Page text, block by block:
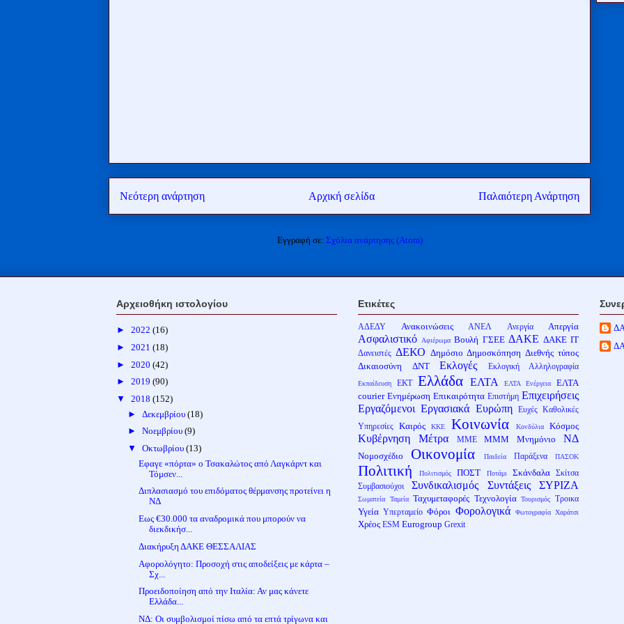
Νεότερη ανάρτηση Παλαιότερη Ανάρτηση
Αρχική σελίδα
Εγγραφή σε: Σχόλια ανάρτησης (Atom)
Αρχειοθήκη ιστολογίου
► 2022 (16)
► 2021 (18)
► 2020 (42)
► 2019 (90)
▼ 2018 (152)
► Δεκεμβρίου (18)
► Νοεμβρίου (9)
▼ Οκτωβρίου (13)
Εφαγε «πόρτα» ο Τσακαλώτος από Λαγκάρντ και
Τόμσεν...
Διπλασιασμό του επιδόματος θέρμανσης προτείνει η
ΝΔ
Εως €30.000 τα αναδρομικά που μπορούν να
διεκδικήσ...
Διακήρυξη ΔΑΚΕ ΘΕΣΣΑΛΙΑΣ
Αφορολόγητο: Προσοχή στις αποδείξεις με κάρτα –
Σχ...
Προειδοποίηση από την Ιταλία: Αν μας κάνετε
Ελλάδα...
NΔ: Οι συμβολισμοί πίσω από τα επτά τρίγωνα και
Ετικέτες
ΑΔΕΔΥ Ανακοινώσεις ΑΝΕΛ Ανεργία Απεργία
Ασφαλιστικό Αφιέρωμα Βουλή ΓΣΕΕ ΔΑΚΕ ΔΑΚΕ ΙΤ
Δανειστές ΔΕΚΟ Δημόσιο Δημοσκόπηση Διεθνής τύπος
Δικαιοσύνη
ΔΝΤ Εκλογές Εκλογική Αλληλογραφία
Εκπαίδευση ΕΚΤ Ελλάδα ΕΛΤΑ ΕΛΤΑ Ενέργεια
ΕΛΤΑ
courier Ενημέρωση Επικαιρότητα Επιστήμη Επιχειρήσεις
Εργαζόμενοι Εργασιακά Ευρώπη Ευχές Καθολικές
Υπηρεσίες
Καιρός ΚΚΕ Κοινωνία Κονδύλια Κόσμος
Κυβέρνηση Μέτρα ΜΜΕ ΜΜΜ Μνημόνιο ΝΔ
Νομοσχέδιο Οικονομία Παιδεία Παράξενα ΠΑΣΟΚ
Πολιτική Πολιτισμός ΠΟΣΤ Ποτάμι Σκάνδαλα
Σκίτσα
Συμβασιούχοι
Συνδικαλισμός Συντάξεις ΣΥΡΙΖΑ
Σωματεία Ταμεία Ταχυμεταφορές Τεχνολογία Τουρισμός Τροικα
Υγεία Υπερταμείο Φόροι Φορολογικά Φωτογραφία Χαράτσι
Χρέος ESM Eurogroup Grexit